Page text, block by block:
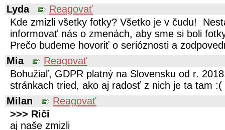
Lyda
Reagovať
Kde zmizli všetky fotky? Všetko je v čudu!
informovať nás o zmenách, aby sme si boli
Prečo budeme hovoriť o serióznosti a
Mia
Reagovať
Bohužiaľ, GDPR platný na Slovensku od r.
stránkach tried, ako aj radosť z nich je ta tam :(
Milan
Reagovať
>>> Riči
aj naše zmizli